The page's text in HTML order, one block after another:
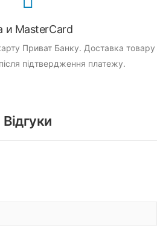
и MasterCard
Приват Банку. Доставка товару
підтвердження платежу.
Відгуки